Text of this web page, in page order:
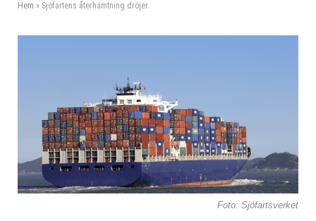
Hem » Sjöfartens återhämtning dröjer
Foto: Sjöfartsverket